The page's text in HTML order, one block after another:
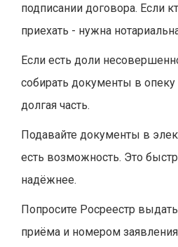
подписании договора. Если
приехать - нужна
Если есть доли
собирать документы в опеку
долгая часть.
Подавайте документы в
есть возможность. Это
надёжнее.
Попросите Росреестр
приёма и номером